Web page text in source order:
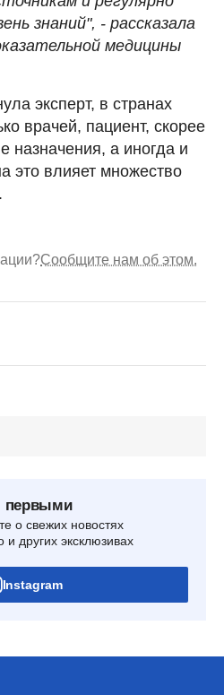
знаний", - рассказала
медицины
эксперт, в странах
врачей, пациент, скорее
назначения, а иногда и
это влияет множество
Сообщите нам об этом.
первыми
о свежих новостях
других эксклюзивах
Instagram